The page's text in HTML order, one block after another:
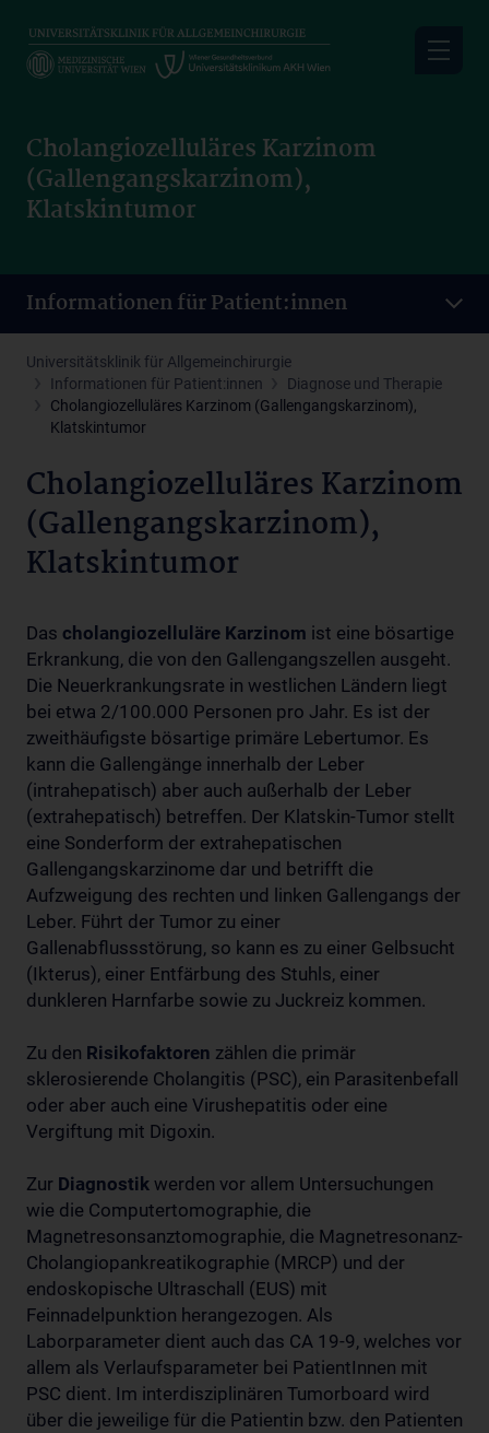
main
Cholangiozelluläres Karzinom
(Gallengangskarzinom),
Klatskintumor
Informationen für Patient:innen
Universitätsklinik für Allgemeinchirurgie
Informationen für Patient:innen
Diagnose und Therapie
Cholangiozelluläres Karzinom (Gallengangskarzinom),
Klatskintumor
Cholangiozelluläres Karzinom
(Gallengangskarzinom),
Klatskintumor
Das cholangiozelluläre Karzinom ist eine bösartige
Erkrankung, die von den Gallengangszellen ausgeht.
Die Neuerkrankungsrate in westlichen Ländern liegt
bei etwa 2/100.000 Personen pro Jahr. Es ist der
zweithäufigste bösartige primäre Lebertumor. Es
kann die Gallengänge innerhalb der Leber
(intrahepatisch) aber auch außerhalb der Leber
(extrahepatisch) betreffen. Der Klatskin-Tumor stellt
eine Sonderform der extrahepatischen
Gallengangskarzinome dar und betrifft die
Aufzweigung des rechten und linken Gallengangs der
Leber. Führt der Tumor zu einer
Gallenabflussstörung, so kann es zu einer Gelbsucht
(Ikterus), einer Entfärbung des Stuhls, einer
dunkleren Harnfarbe sowie zu Juckreiz kommen.
Zu den Risikofaktoren zählen die primär
sklerosierende Cholangitis (PSC), ein Parasitenbefall
oder aber auch eine Virushepatitis oder eine
Vergiftung mit Digoxin.
Zur Diagnostik werden vor allem Untersuchungen
wie die Computertomographie, die
Magnetresonsanztomographie, die Magnetresonanz-
Cholangiopankreatikographie (MRCP) und der
endoskopische Ultraschall (EUS) mit
Feinnadelpunktion herangezogen. Als
Laborparameter dient auch das CA 19-9, welches vor
allem als Verlaufsparameter bei PatientInnen mit
PSC dient. Im interdisziplinären Tumorboard wird
über die jeweilige für die Patientin bzw. den Patienten